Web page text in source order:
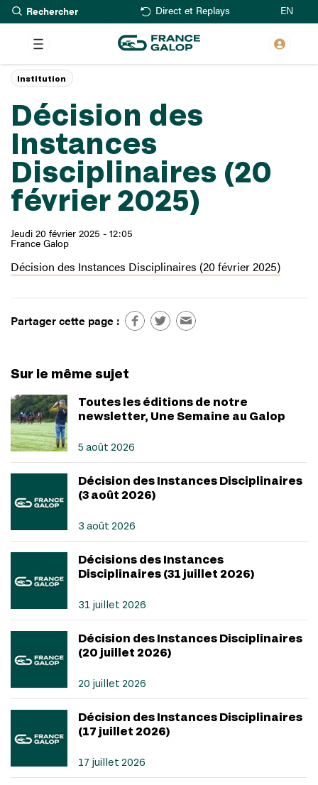
Aller
au
contenu
principal
Rechercher Direct et Replays EN
Décision des
Instances
Disciplinaires (20
février 2025)
Jeudi 20 février 2025 - 12:05
France Galop
Institution
Décision des Instances Disciplinaires (20 février 2025)
Partager cette page :
Sur le même sujet
Toutes les éditions de notre
newsletter, Une Semaine au Galop
5 août 2026
Décision des Instances Disciplinaires
(3 août 2026)
3 août 2026
Décisions des Instances
Disciplinaires (31 juillet 2026)
31 juillet 2026
Décision des Instances Disciplinaires
(20 juillet 2026)
20 juillet 2026
Décision des Instances Disciplinaires
(17 juillet 2026)
17 juillet 2026